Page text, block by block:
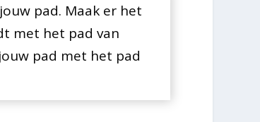
pad. Maak er het
met het pad van
pad met het pad